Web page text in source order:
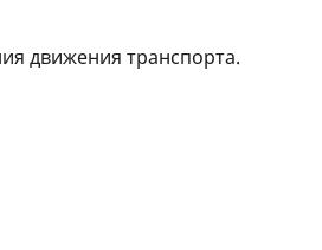
движения транспорта.